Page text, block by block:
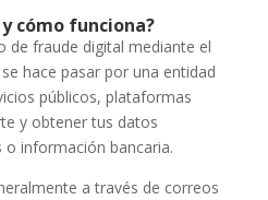
cómo funciona?
de fraude digital mediante el
hace pasar por una entidad
públicos, plataformas
y obtener tus datos
información bancaria.
a través de correos